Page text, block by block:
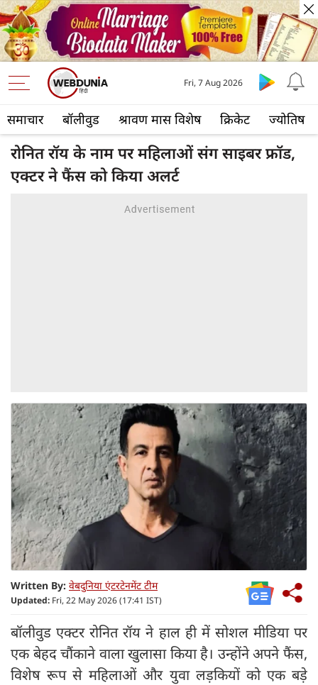
समाचार बॉलीवुड श्रावण मास विशेष क्रिकेट ज्योतिष
Fri, 7 Aug 2026
रोनित रॉय के नाम पर महिलाओं संग साइबर फ्रॉड,
एक्टर ने फैंस को‍ किया अलर्ट
Written By: वेबदुनिया एंटरटेनमेंट टीम
Updated: Fri, 22 May 2026 (17:41 IST)
बॉलीवुड एक्टर रोनित रॉय ने हाल ही में सोशल मीडिया पर
एक बेहद चौंकाने वाला खुलासा किया है। उन्होंने अपने फैंस,
विशेष रूप से महिलाओं और युवा लड़कियों को एक बड़े